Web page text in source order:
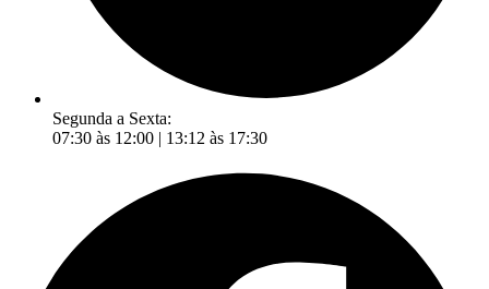
Segunda a Sexta:
07:30 às 12:00 | 13:12 às 17:30